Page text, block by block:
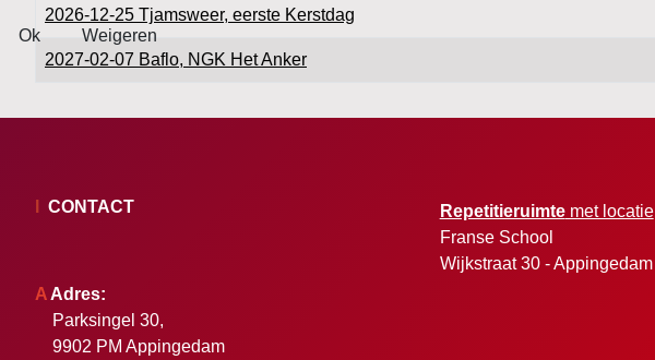
2026-12-25 Tjamsweer, eerste Kerstdag
2027-02-07 Baflo, NGK Het Anker
CONTACT
AAdres:
Parksingel 30,
9902 PM Appingedam
Repetitieruimtemet locatie
Franse School
Wijkstraat 30 - Appingedam
Ok Weigeren